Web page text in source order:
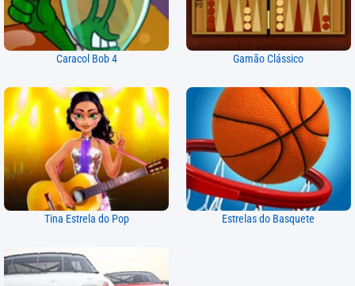
Caracol Bob 4 Gamão Clássico
Tina Estrela do Pop Estrelas do Basquete